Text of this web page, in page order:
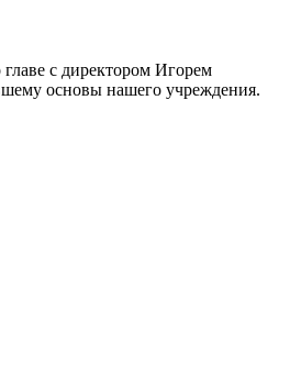
с директором Игорем
основы нашего учреждения.